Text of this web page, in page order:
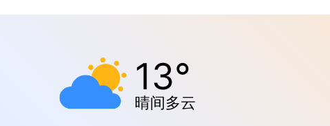
13°
晴间多云